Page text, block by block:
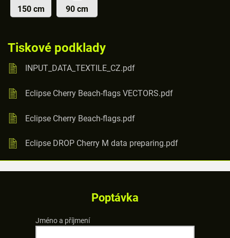
150 cm 90 cm
Tiskové podklady
INPUT_DATA_TEXTILE_CZ.pdf
Eclipse Cherry Beach-flags VECTORS.pdf
Eclipse Cherry Beach-flags.pdf
Eclipse DROP Cherry M data preparing.pdf
Poptávka
Jméno a příjmení